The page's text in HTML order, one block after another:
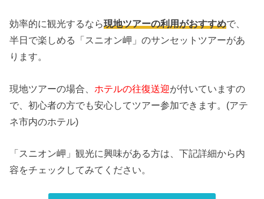
効率的に観光するなら現地ツアーの利用がおすすめで、
半日で楽しめる「スニオン岬」のサンセットツアーがあ
ります。
現地ツアーの場合、 ホテルの往復送迎が付いていますの
で、初心者の方でも安心してツアー参加できます。(アテ
ネ市内のホテル)
「スニオン岬」観光に興味がある方は、下記詳細から内
容をチェックしてみてください。